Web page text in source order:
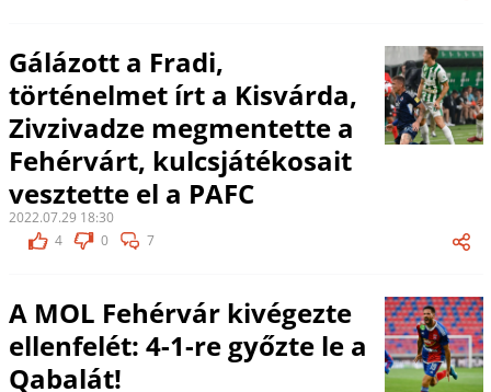
Gálázott a Fradi,
történelmet írt a Kisvárda,
Zivzivadze megmentette a
Fehérvárt, kulcsjátékosait
vesztette el a PAFC
2022.07.29 18:30
4
0 7
A MOL Fehérvár kivégezte
ellenfelét: 4-1-re győzte le a
Qabalát!